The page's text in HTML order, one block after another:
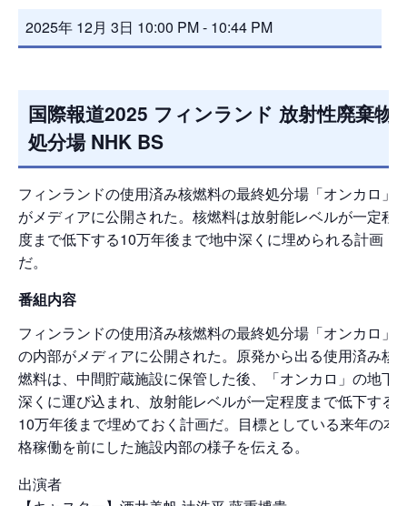
2025年 12月 3日 10:00 PM- 10:44 PM
国際報道2025 フィンランド 放射性廃棄物
処分場 NHK BS
フィンランドの使用済み核燃料の最終処分場「オンカロ」
がメディアに公開された。核燃料は放射能レベルが一定程
度まで低下する10万年後まで地中深くに埋められる計画
だ。
番組内容
フィンランドの使用済み核燃料の最終処分場「オンカロ」
の内部がメディアに公開された。原発から出る使用済み核
燃料は、中間貯蔵施設に保管した後、「オンカロ」の地下
深くに運び込まれ、放射能レベルが一定程度まで低下する
10万年後まで埋めておく計画だ。目標としている来年の本
格稼働を前にした施設内部の様子を伝える。
出演者